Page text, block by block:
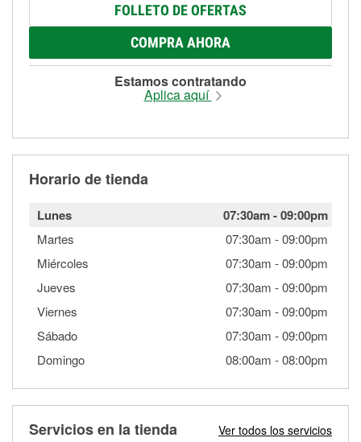
FOLLETO DE OFERTAS
COMPRA AHORA
Estamos contratando
Aplica aquí
Horario de tienda
Lunes 07:30am-09:00pm
Martes 07:30am -09:00pm
Miércoles
07:30am -09:00pm
Jueves
07:30am -09:00pm
Viernes
07:30am -09:00pm
Sábado
07:30am -09:00pm
Domingo
08:00am -08:00pm
Servicios en la tienda Ver todos los servicios